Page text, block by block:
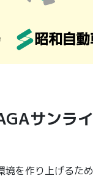
サンラ
を作り上げる